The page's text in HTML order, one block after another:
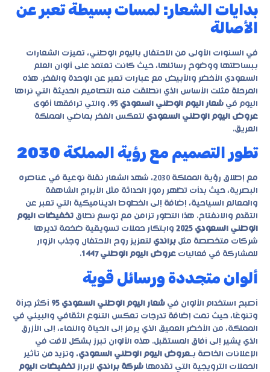
بدايات الشعار: لمسات بسيطة تعبر عن
الأصالة
في السنوات الأولى من الاحتفال باليوم الوطني، تميزت الشعارات
ببساطتها ووضوح رسائلها، حيث كانت تعتمد على ألوان العلم
السعودي الأخضر والأبيض مع عبارات تعبر عن الوحدة والفخر. هذه
المرحلة مثلت الأساس الذي انطلقت منه التصاميم الحديثة التي نراها
اليوم في شعار اليوم الوطني السعودي 95
، والتي ترافقها أقوى
عروض اليوم الوطني السعودي لتعكس الفخر بماضي المملكة
العريق.
تطور التصميم مع رؤية المملكة 2030
مع إطلاق رؤية المملكة 2030، شهد الشعار نقلة نوعية في عناصره
البصرية، حيث بدأت تظهر رموز الحداثة مثل الأبراج الشاهقة
والمعالم السياحية، إضافة إلى الخطوط الديناميكية التي تعبر عن
التقدم والانفتاح. هذا التطور تزامن مع توسع نطاق تخفيضات اليوم
الوطني السعودي 2025
وابتكار حملات تسويقية ضخمة تديرها
شركات متخصصة مثل براندي لتعزيز روح الاحتفال وجذب الزوار
للمشاركة في فعاليات عروض اليوم الوطني 1447 .
ألوان متجددة ورسائل قوية
أصبح استخدام الألوان في شعار اليوم الوطني السعودي 95
أكثر جرأة
وتنوعًا، حيث تمت إضافة تدرجات تعكس التنوع الثقافي والبيئي في
المملكة، من الأخضر العميق الذي يرمز إلى الحياة والنماء، إلى الأزرق
الذي يشير إلى آفاق المستقبل. هذه الألوان تبرز بشكل لافت في
الإعلانات الخاصة بـعروض اليوم الوطني السعودي، وتزيد من تأثير
الحملات الترويجية التي تقدمها شركة براندي لإبراز تخفيضات اليوم